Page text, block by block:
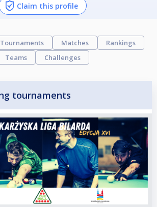
Claim this profile
Tournaments Matches
Rankings
Teams
Challenges
tournaments